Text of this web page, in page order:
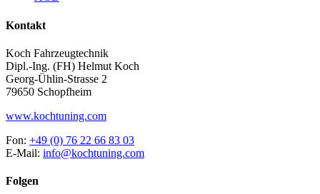
Kontakt
Koch Fahrzeugtechnik
Dipl.-Ing. (FH) Helmut Koch
Georg-Ühlin-Strasse 2
79650 Schopfheim
www.kochtuning.com
Fon: +49 (0) 76 22 66 83 03
E-Mail: info@kochtuning.com
Folgen